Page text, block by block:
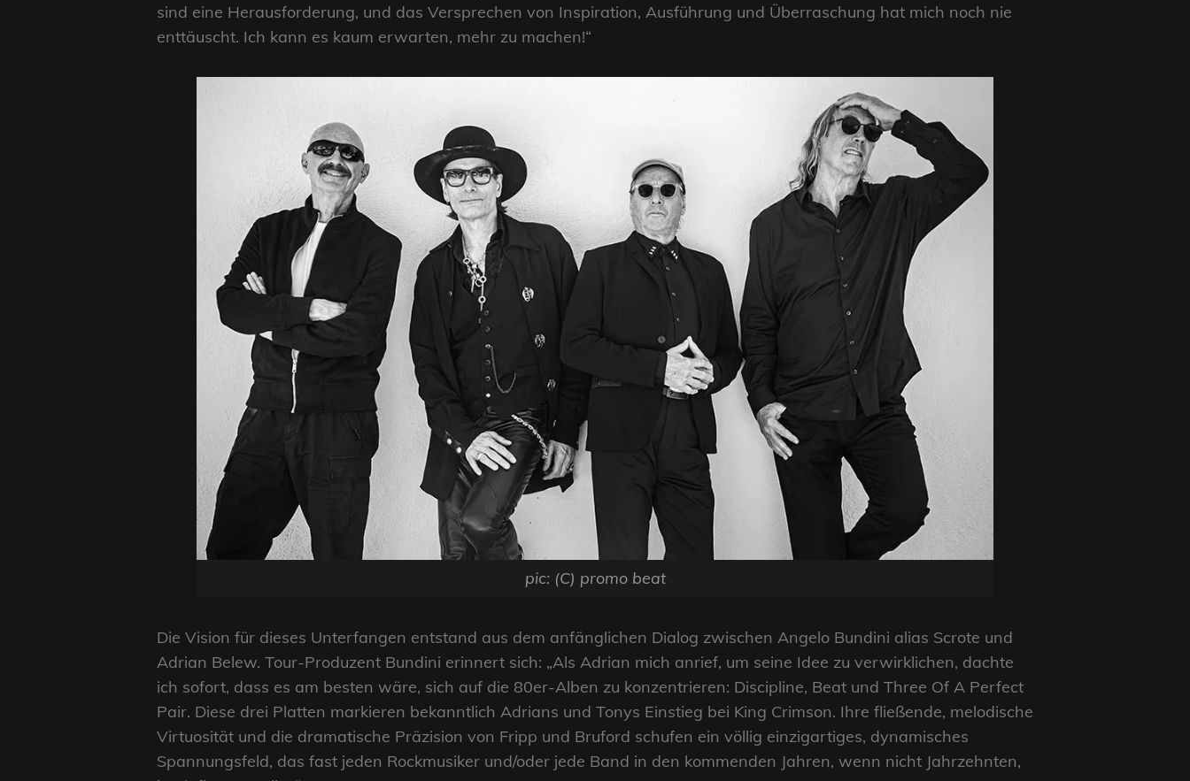
sind eine Herausforderung, und das Versprechen von Inspiration, Ausführung und Überraschung hat mich noch nie
enttäuscht. Ich kann es kaum erwarten, mehr zu machen!“
pic: (C) promo beat
Die Vision für dieses Unterfangen entstand aus dem anfänglichen Dialog zwischen Angelo Bundini alias Scrote und
Adrian Belew. Tour-Produzent Bundini erinnert sich: „Als Adrian mich anrief, um seine Idee zu verwirklichen, dachte
ich sofort, dass es am besten wäre, sich auf die 80er-Alben zu konzentrieren: Discipline, Beat und Three Of A Perfect
Pair. Diese drei Platten markieren bekanntlich Adrians und Tonys Einstieg bei King Crimson. Ihre fließende, melodische
Virtuosität und die dramatische Präzision von Fripp und Bruford schufen ein völlig einzigartiges, dynamisches
Spannungsfeld, das fast jeden Rockmusiker und/oder jede Band in den kommenden Jahren, wenn nicht Jahrzehnten,